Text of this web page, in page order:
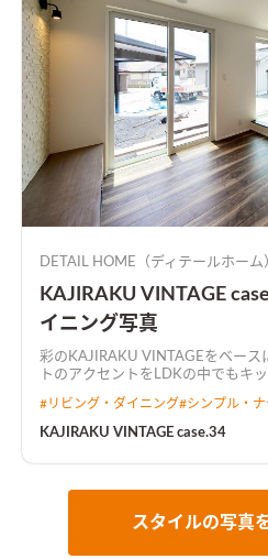
ールーム。 たくさんもっている漫
棚を造作しました
DETAIL HOME（ディテールホーム
KAJIRAKU VINTAGE
イニング写真
彩のKAJIRAKU VINTAGEをベースにヒト加
トのアクセントをLDKの中でもキ
広々とした空間に仕上がりました。
#リビング・ダイニング#シンプル・
KAJIRAKU VINTAGE case.34
スタイルの写真